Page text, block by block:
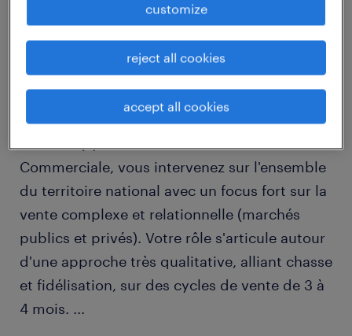
job details
descriptif du poste
Commerciale, vous intervenez sur l'ensemble
du territoire national avec un focus fort sur la
vente complexe et relationnelle (marchés
publics et privés). Votre rôle s'articule autour
d'une approche très qualitative, alliant chasse
et fidélisation, sur des cycles de vente de 3 à
4 mois. ...
customize
reject all cookies
accept all cookies